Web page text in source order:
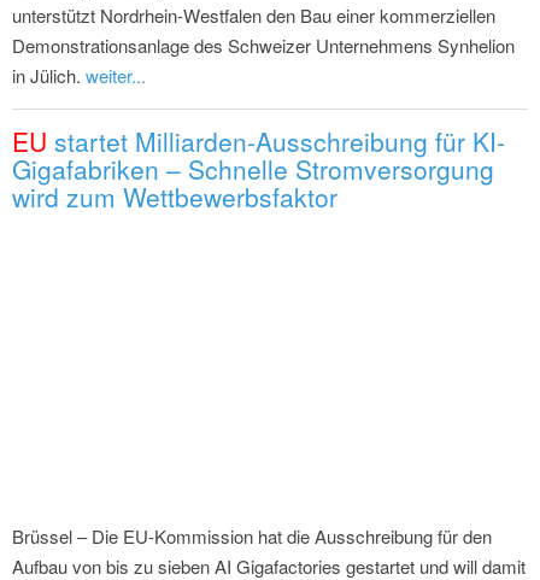
unterstützt Nordrhein-Westfalen den Bau einer kommerziellen
Demonstrationsanlage des Schweizer Unternehmens Synhelion
in Jülich. weiter...
EU startet Milliarden-Ausschreibung für KI-
Gigafabriken – Schnelle Stromversorgung
wird zum Wettbewerbsfaktor
Brüssel – Die EU-Kommission hat die Ausschreibung für den
Aufbau von bis zu sieben AI Gigafactories gestartet und will damit